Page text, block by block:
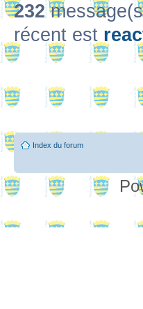
232
récent est
Index du forum